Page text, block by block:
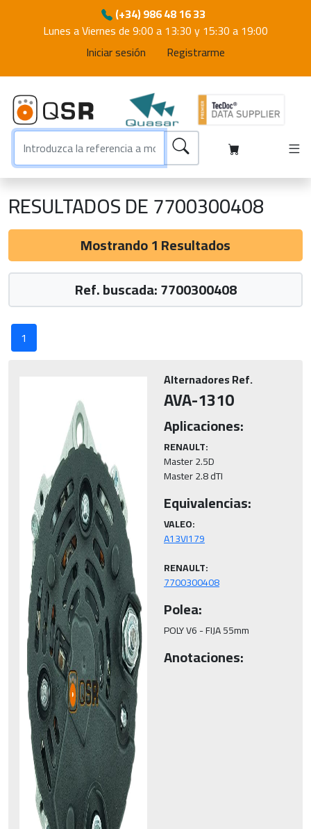
(+34) 986 48 16 33
Lunes a Viernes de 9:00 a 13:30 y 15:30 a 19:00
Iniciar sesión
Registrarme
RESULTADOS DE 7700300408
Mostrando 1 Resultados
Ref. buscada: 7700300408
1
Alternadores Ref.
AVA-1310
Aplicaciones:
RENAULT:
Master 2.5D
Master 2.8 dTI
Equivalencias:
VALEO:
RENAULT:
7700300408
Polea:
POLY V6 - FIJA 55mm
Anotaciones: